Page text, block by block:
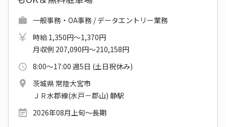
一般事務・OA事務 / データエントリー業務
時給 1,350円～1,370円
月収例 207,090円～210,158円
8:00～17:00 週5日 (土日祝休み)
茨城県 常陸大宮市
ＪＲ水郡線(水戸－郡山) 静駅
2026年08月上旬～長期